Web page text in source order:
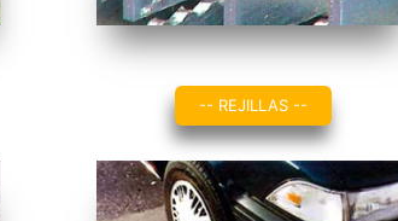
-- REJILLAS --